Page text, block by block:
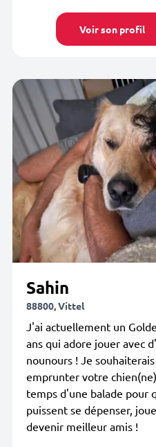
Voir son profil
Sahin
88800, Vittel
J'ai actuellement un
ans qui adore jouer avec
nounours ! Je souhaiterais
emprunter votre
temps d'une balade pour
puissent se dépenser,
devenir meilleur amis !